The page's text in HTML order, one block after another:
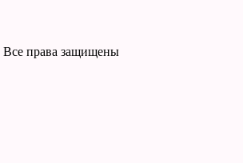
Все права защищены